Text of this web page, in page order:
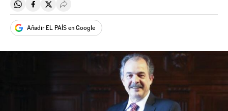
Compartir en Whatsapp
Compartir en Facebook
Compartir en Twitter
Desplegar Redes Sociales
Añadir EL PAÍS en Google